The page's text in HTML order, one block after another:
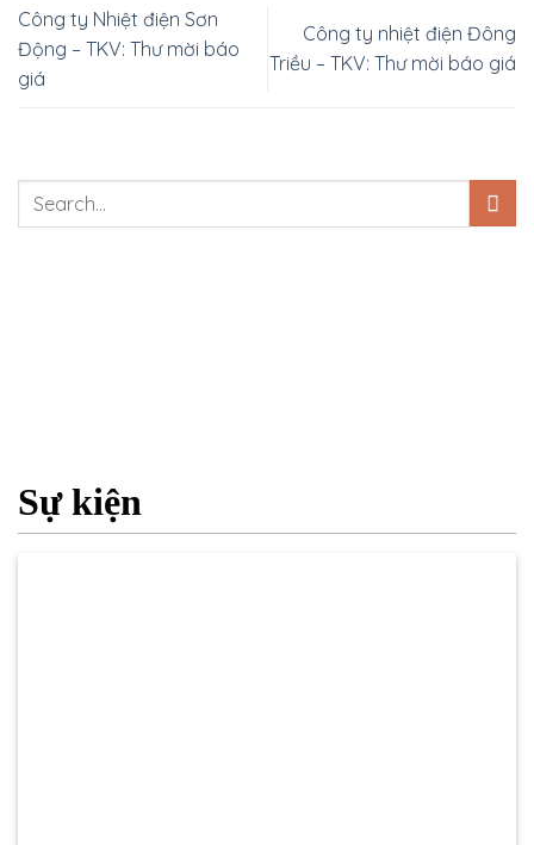
Công ty Nhiệt điện Sơn
Động – TKV: Thư mời báo
giá
Công ty nhiệt điện Đông
Triều – TKV: Thư mời báo giá
Sự kiện